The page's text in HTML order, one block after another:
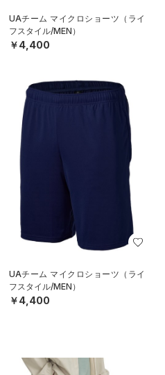
UAチーム マイクロショーツ（ライ
フスタイル/MEN）
￥4,400
UAチーム マイクロショーツ（ライ
フスタイル/MEN）
￥4,400